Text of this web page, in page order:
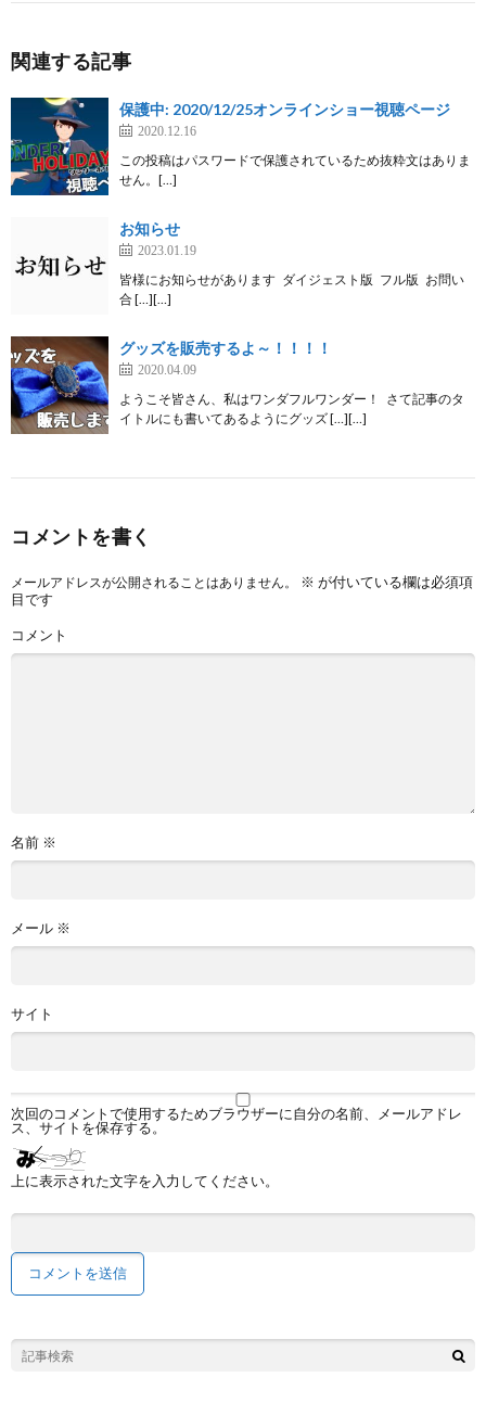
関連する記事
保護中: 2020/12/25オンラインショー視聴ページ
2020.12.16
この投稿はパスワードで保護されているため抜粋文はありま
せん。[…]
お知らせ
2023.01.19
皆様にお知らせがあります ダイジェスト版 フル版 お問い
合 […][…]
グッズを販売するよ～！！！！
2020.04.09
ようこそ皆さん、私はワンダフルワンダー！ さて記事のタ
イトルにも書いてあるようにグッズ […][…]
コメントを書く
メールアドレスが公開されることはありません。 ※ が付いている欄は必須項
目です
コメント
名前 ※
メール ※
サイト
次回のコメントで使用するためブラウザーに自分の名前、メールアドレ
ス、サイトを保存する。
上に表示された文字を入力してください。